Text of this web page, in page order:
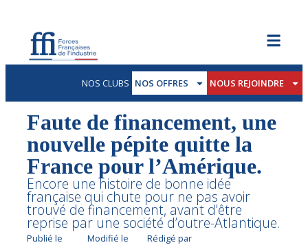
NOS CLUBS NOS OFFRES NOUS REJOINDRE
Faute de financement, une
nouvelle pépite quitte la
France pour l’Amérique.
Encore une histoire de bonne idée
française qui chute pour ne pas avoir
trouvé de financement, avant d'être
reprise par une société d’outre-Atlantique.
Publié le Modifié le Rédigé par